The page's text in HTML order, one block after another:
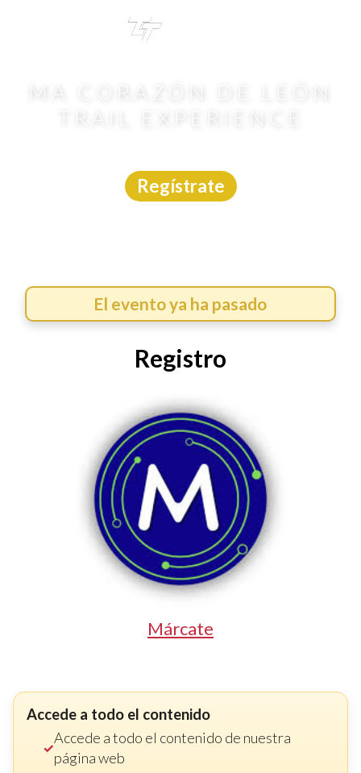
MA CORAZÓN DE LEÓN
TRAIL EXPERIENCE
Regístrate
El evento ya ha pasado
Registro
Márcate
Accede a todo el contenido
Accede a todo el contenido de nuestra
página web